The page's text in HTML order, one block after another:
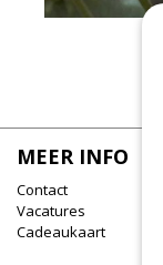
MEER INFO
Contact
Vacatures
Cadeaukaart